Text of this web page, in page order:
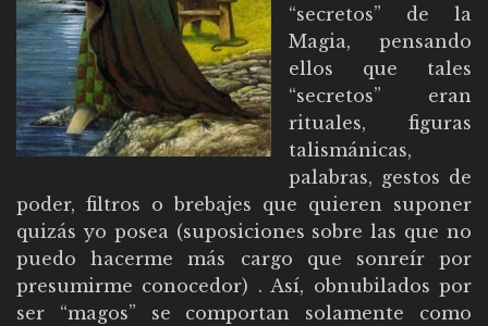
“secretos” de la
Magia, pensando
ellos que tales
“secretos” eran
rituales, figuras
talismánicas,
palabras, gestos de
poder, filtros o brebajes que quieren suponer
quizás yo posea (suposiciones sobre las que no
puedo hacerme más cargo que sonreír por
presumirme conocedor) . Así, obnubilados por
ser “magos” se comportan solamente como